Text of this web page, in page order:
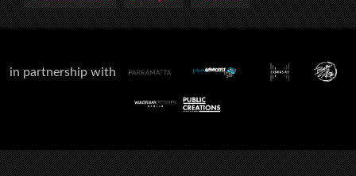
in partnership with